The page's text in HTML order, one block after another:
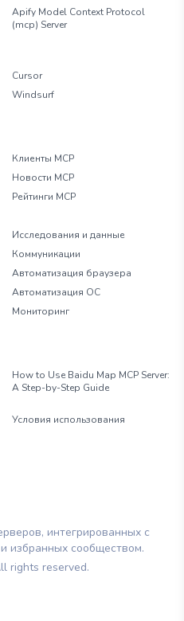
Apify Model Context Protocol
(mcp) Server
Cursor
Windsurf
Клиенты MCP
Новости MCP
Рейтинги MCP
Исследования и данные
Коммуникации
Автоматизация браузера
Автоматизация ОС
Мониторинг
How to Use Baidu Map MCP Server:
A Step-by-Step Guide
Условия использования
интегрированных с
избранных сообществом.
rights reserved.